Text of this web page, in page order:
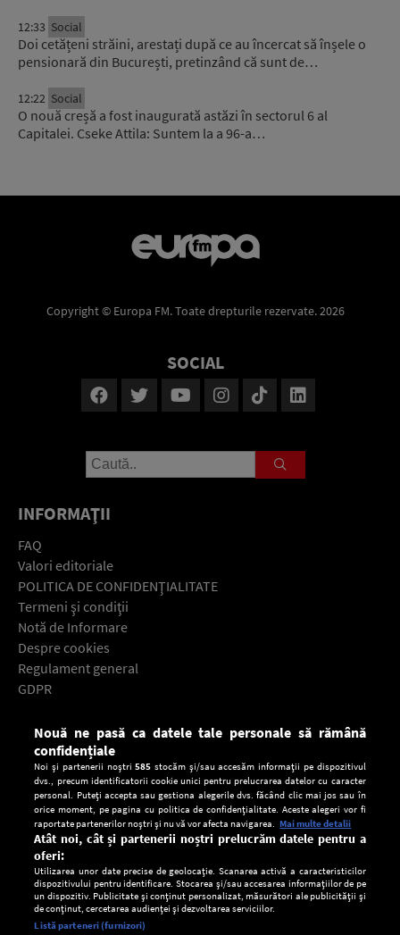
12:33 Social
Doi cetățeni străini, arestați după ce au încercat să înșele o
pensionară din București, pretinzând că sunt de…
12:22 Social
O nouă creșă a fost inaugurată astăzi în sectorul 6 al
Capitalei. Cseke Attila: Suntem la a 96-a…
Copyright © Europa FM. Toate drepturile rezervate. 2026
SOCIAL
INFORMAŢII
FAQ
Valori editoriale
POLITICA DE CONFIDENŢIALITATE
Termeni şi condiţii
Notă de Informare
Despre cookies
Regulament general
GDPR
Descarcă gratuit aplicaţia Europa FM pentru smartphone:
Setări:
Nouă ne pasă ca datele tale personale să rămână
confidențiale
Noi și partenerii noștri585 stocăm și/sau accesăm informații pe dispozitivul
dvs., precum identificatorii cookie unici pentru prelucrarea datelor cu caracter
personal. Puteți accepta sau gestiona alegerile dvs. făcând clic mai jos sau în
orice moment, pe pagina cu politica de confidențialitate. Aceste alegeri vor fi
raportate partenerilor noștri și nu vă vor afecta navigarea. Mai multe detalii
Atât noi, cât și partenerii noștri prelucrăm datele pentru a
oferi:
Utilizarea unor date precise de geolocație. Scanarea activă a caracteristicilor
dispozitivului pentru identificare. Stocarea și/sau accesarea informațiilor de pe
un dispozitiv. Publicitate și conținut personalizat, măsurători ale publicității și
de conținut, cercetarea audienței și dezvoltarea serviciilor.
Listă parteneri (furnizori)